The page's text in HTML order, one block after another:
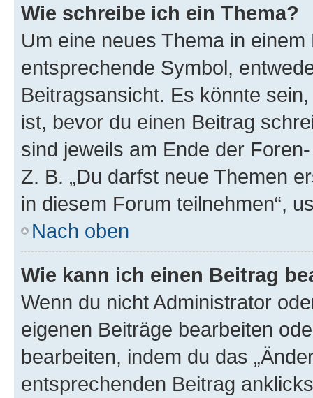
Wie schreibe ich ein Thema?
Um eine neues Thema in
entsprechende Symbol,
Beitragsansicht. Es könnte
ist, bevor du einen Beitrag
sind jeweils am Ende der
Z. B. „Du darfst neue Themen
in diesem Forum teilnehmen“,
Nach oben
Wie kann ich einen Beitrag
Wenn du nicht Administrator
eigenen Beiträge bearbeiten
bearbeiten, indem du das
entsprechenden Beitrag